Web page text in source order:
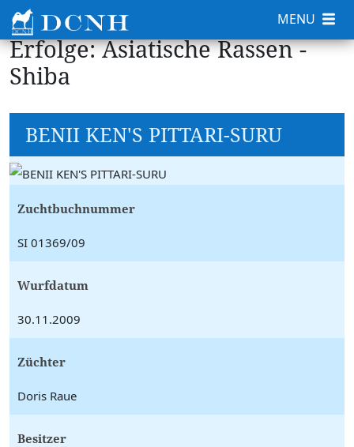
Erfolge: Asiatische Rassen -
Shiba
BENII KEN'S PITTARI-SURU
Zuchtbuchnummer
SI 01369/09
Wurfdatum
30.11.2009
Züchter
Doris Raue
Besitzer
MENU